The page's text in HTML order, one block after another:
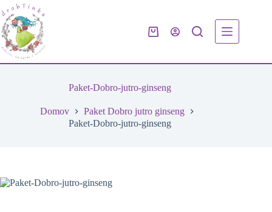
Skip
to
content
Shopping
Paket-Dobro-jutro-ginseng
Domov
Paket Dobro jutro ginseng
Paket-Dobro-jutro-ginseng